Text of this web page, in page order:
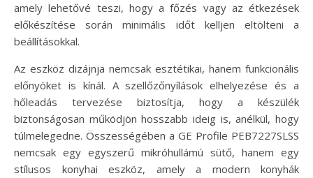
amely lehetővé teszi, hogy a főzés vagy az étkezések
előkészítése során minimális időt kelljen eltölteni a
beállításokkal.
Az eszköz dizájnja nemcsak esztétikai, hanem funkcionális
előnyöket is kínál. A szellőzőnyílások elhelyezése és a
hőleadás tervezése biztosítja, hogy a készülék
biztonságosan működjön hosszabb ideig is, anélkül, hogy
túlmelegedne. Összességében a GE Profile PEB7227SLSS
nemcsak egy egyszerű mikróhullámú sütő, hanem egy
stílusos konyhai eszköz, amely a modern konyhák